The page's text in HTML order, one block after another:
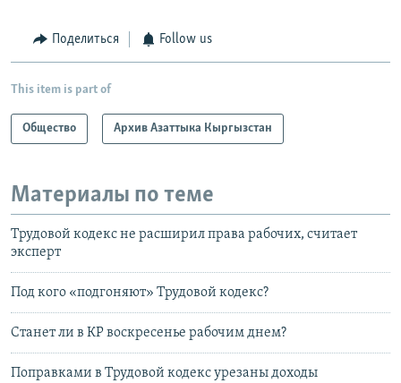
Поделиться Follow us
This item is part of
Общество Архив Азаттыка Кыргызстан
Материалы по теме
Трудовой кодекс не расширил права рабочих, считает
эксперт
Под кого «подгоняют» Трудовой кодекс?
Станет ли в КР воскресенье рабочим днем?
Поправками в Трудовой кодекс урезаны доходы